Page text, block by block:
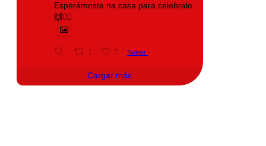
Esperámoste na casa para celebralo
🙌❤️‍🔥
1 7 Twitter
Cargar más